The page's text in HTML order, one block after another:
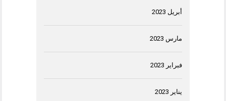
أبريل 2023
مارس 2023
فبراير 2023
يناير 2023